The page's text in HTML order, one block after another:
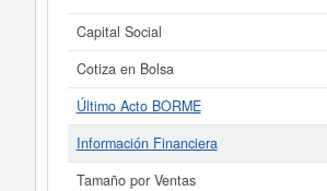
Capital Social
Cotiza en Bolsa
Último Acto BORME
Información Financiera
Tamaño por Ventas